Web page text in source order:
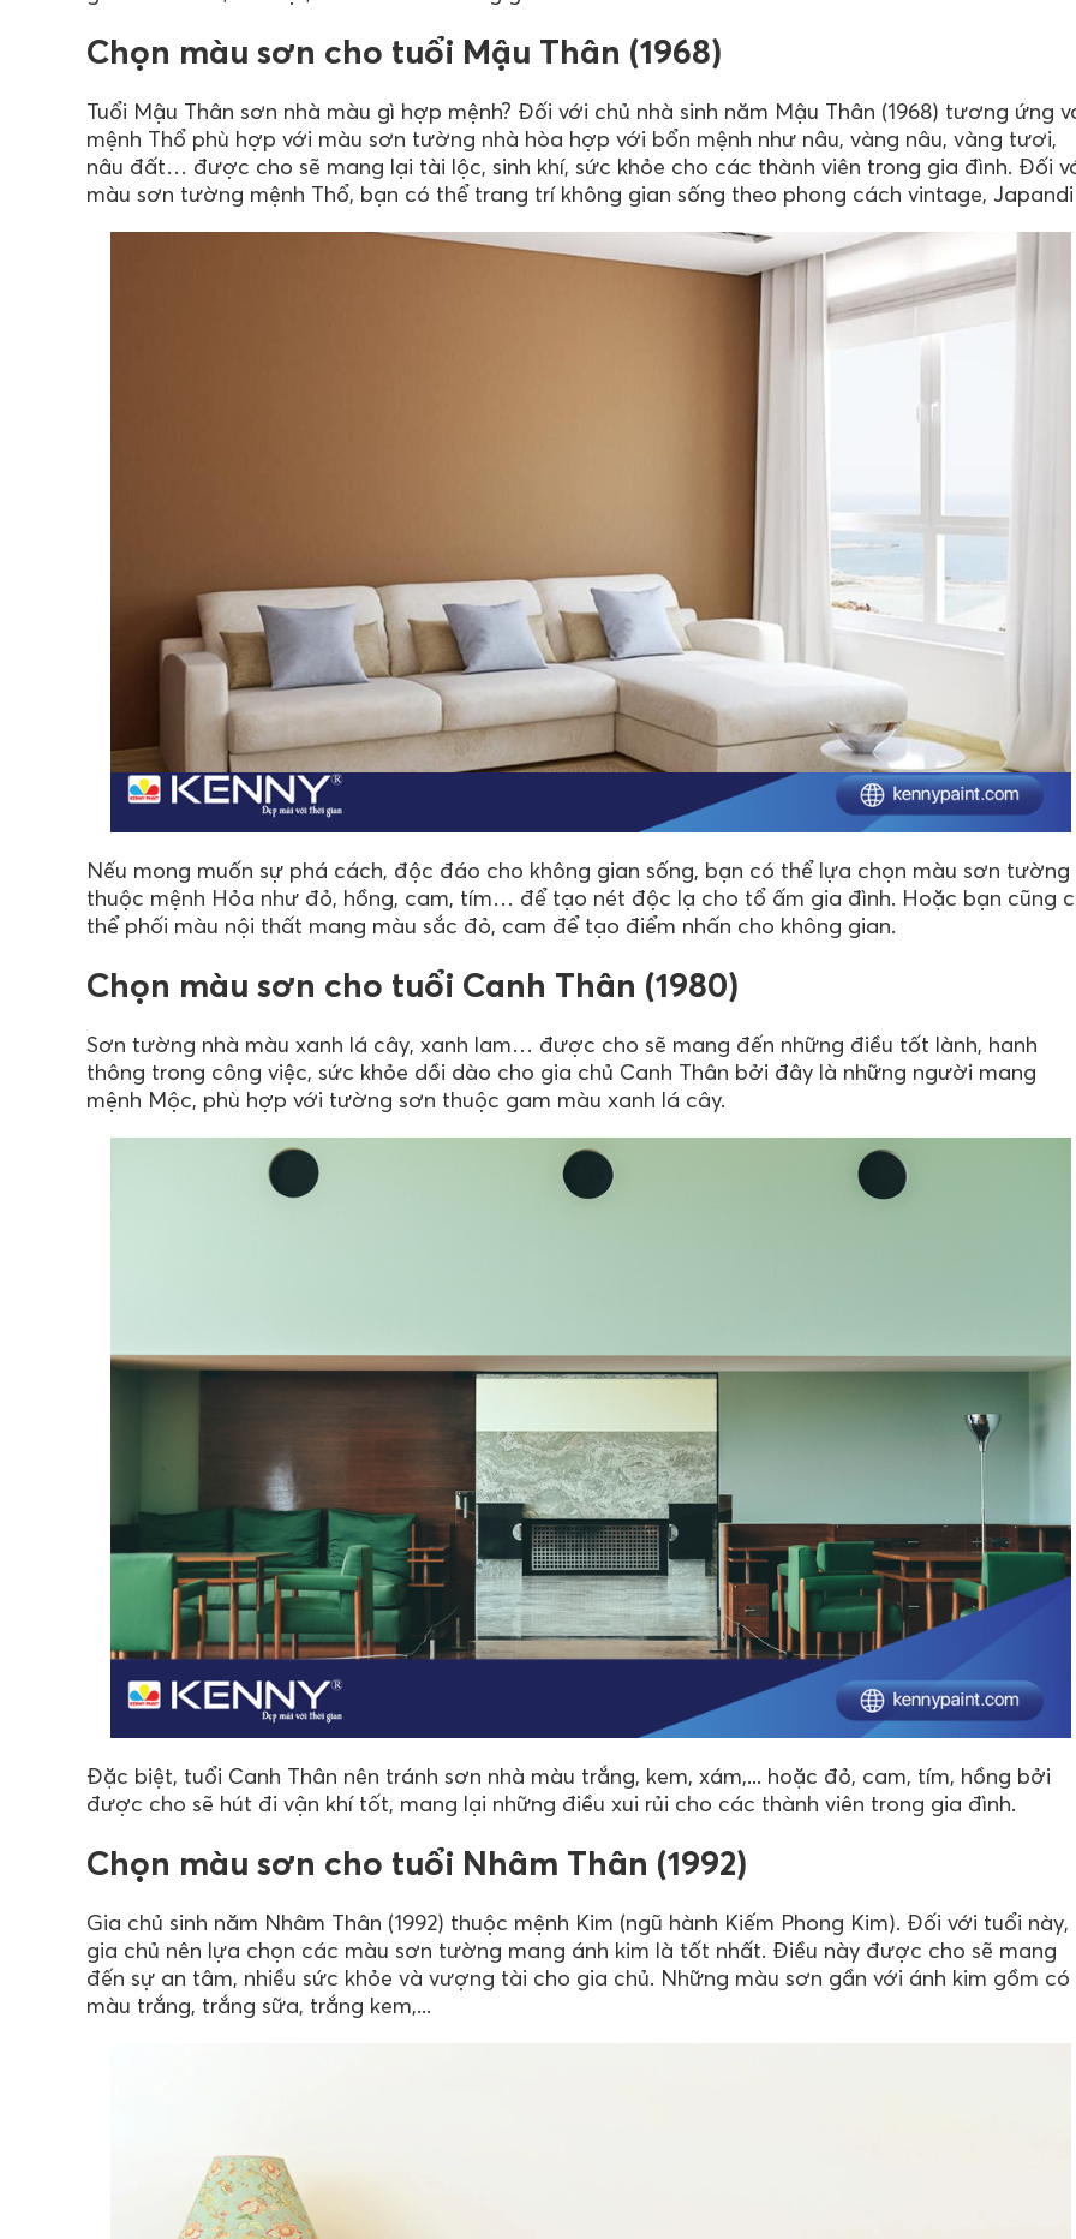
Chọn màu sơn cho tuổi Mậu Thân (1968)
Tuổi Mậu Thân sơn nhà màu gì hợp mệnh? Đối với chủ nhà sinh năm Mậu Thân (1968) tương ứng
mệnh Thổ phù hợp với màu sơn tường nhà hòa hợp với bổn mệnh như nâu, vàng nâu, vàng tươi,
nâu đất… được cho sẽ mang lại tài lộc, sinh khí, sức khỏe cho các thành viên trong gia đình. Đối
màu sơn tường mệnh Thổ, bạn có thể trang trí không gian sống theo phong cách vintage,
Nếu mong muốn sự phá cách, độc đáo cho không gian sống, bạn có thể lựa chọn màu sơn tường
thuộc mệnh Hỏa như đỏ, hồng, cam, tím… để tạo nét độc lạ cho tổ ấm gia đình. Hoặc bạn cũng
thể phối màu nội thất mang màu sắc đỏ, cam để tạo điểm nhấn cho không gian.
Chọn màu sơn cho tuổi Canh Thân (1980)
Sơn tường nhà màu xanh lá cây, xanh lam… được cho sẽ mang đến những điều tốt lành, hanh
thông trong công việc, sức khỏe dồi dào cho gia chủ Canh Thân bởi đây là những người mang
mệnh Mộc, phù hợp với tường sơn thuộc gam màu xanh lá cây.
Đặc biệt, tuổi Canh Thân nên tránh sơn nhà màu trắng, kem, xám,... hoặc đỏ, cam, tím, hồng bởi
được cho sẽ hút đi vận khí tốt, mang lại những điều xui rủi cho các thành viên trong gia đình.
Chọn màu sơn cho tuổi Nhâm Thân (1992)
Gia chủ sinh năm Nhâm Thân (1992) thuộc mệnh Kim (ngũ hành Kiếm Phong Kim). Đối với tuổi này,
gia chủ nên lựa chọn các màu sơn tường mang ánh kim là tốt nhất. Điều này được cho sẽ mang
đến sự an tâm, nhiều sức khỏe và vượng tài cho gia chủ. Những màu sơn gần với ánh kim gồm có
màu trắng, trắng sữa, trắng kem,...